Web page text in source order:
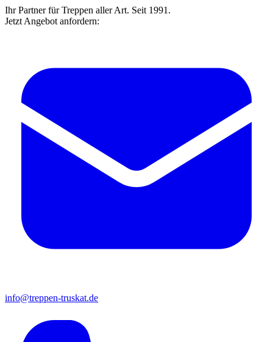
Ihr Partner für Treppen aller Art. Seit 1991.
Jetzt Angebot anfordern:
info@treppen-truskat.de